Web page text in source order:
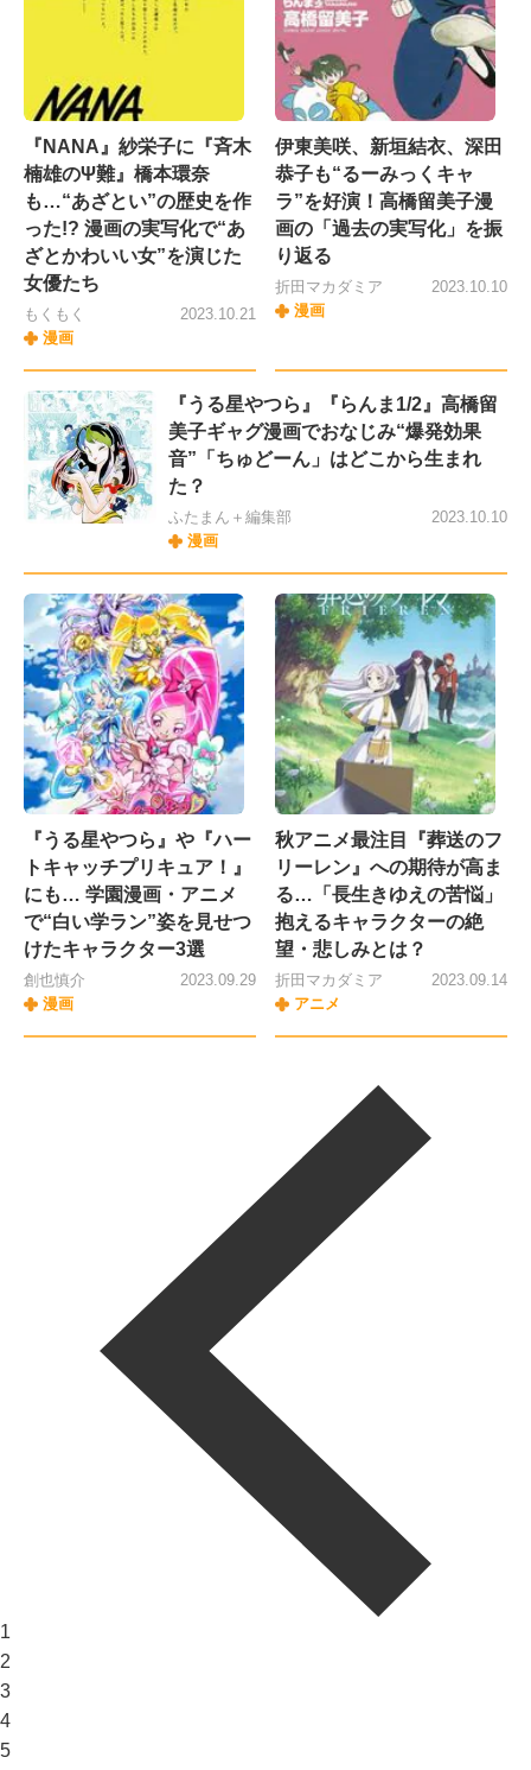
『NANA』紗栄子に『斉木
楠雄のΨ難』橋本環奈
も…“あざとい”の歴史を作
った!? 漫画の実写化で“あ
ざとかわいい女”を演じた
女優たち
もくもく
漫画
2023.10.21
伊東美咲、新垣結衣、深田
恭子も“るーみっくキャ
ラ”を好演！高橋留美子漫
画の「過去の実写化」を振
り返る
折田マカダミア
漫画
2023.10.10
『うる星やつら』『らんま1/2』高橋留
美子ギャグ漫画でおなじみ“爆発効果
音”「ちゅどーん」はどこから生まれ
た？
ふたまん＋編集部
漫画
2023.10.10
『うる星やつら』や『ハー
トキャッチプリキュア！』
にも… 学園漫画・アニメ
で“白い学ラン”姿を見せつ
けたキャラクター3選
創也慎介
漫画
2023.09.29
秋アニメ最注目『葬送のフ
リーレン』への期待が高ま
る…「長生きゆえの苦悩」
抱えるキャラクターの絶
望・悲しみとは？
折田マカダミア
アニメ
2023.09.14
1
2
3
4
5